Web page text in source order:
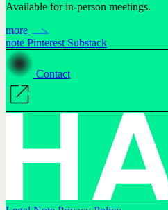
Available for in-person meetings.
more
note Pinterest Substack
Contact